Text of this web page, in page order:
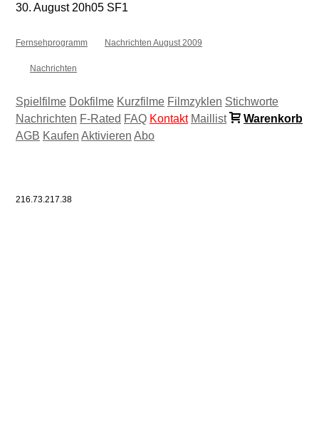
30. August 20h05 SF1
Fernsehprogramm Nachrichten August 2009
Nachrichten
Spielfilme Dokfilme Kurzfilme Filmzyklen Stichworte
Nachrichten F-Rated FAQ Kontakt Maillist
Warenkorb
AGB Kaufen Aktivieren Abo
216.73.217.38